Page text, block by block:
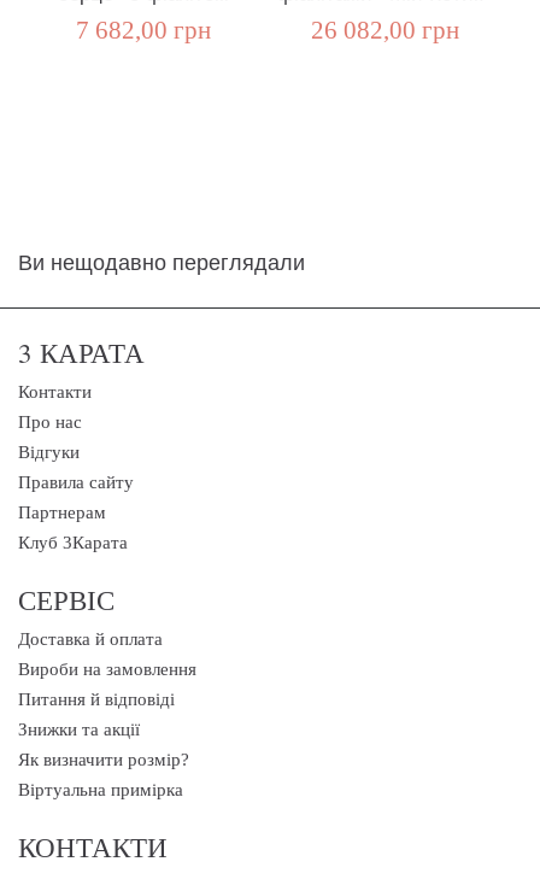
7 682,00 грн 26 082,00 грн
Ви нещодавно переглядали
3 КАРАТА
Контакти
Про нас
Відгуки
Правила сайту
Партнерам
Клуб 3Карата
СЕРВІС
Доставка й оплата
Вироби на замовлення
Питання й відповіді
Знижки та акції
Як визначити розмір?
Віртуальна примірка
КОНТАКТИ